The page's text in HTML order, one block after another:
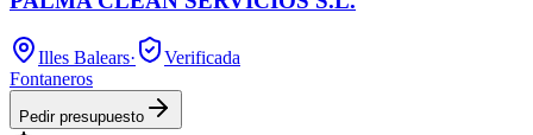
Illes Balears·
Verificada
Fontaneros
Pedir presupuesto